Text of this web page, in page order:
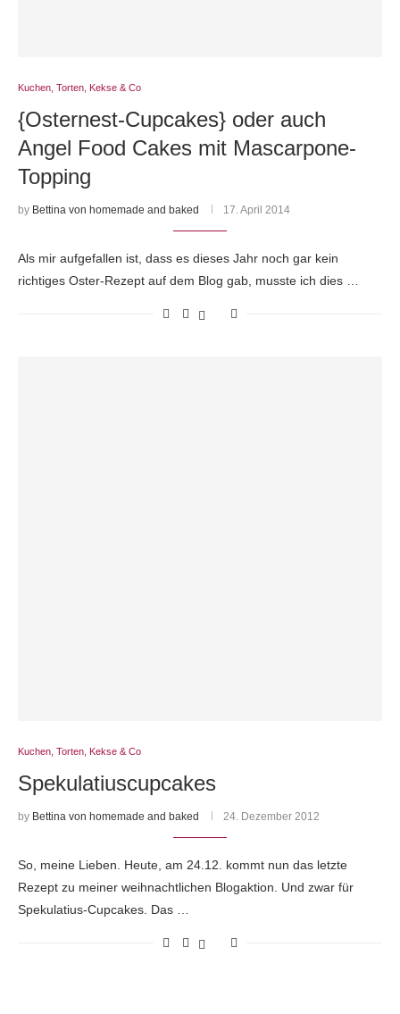
Kuchen, Torten, Kekse & Co
{Osternest-Cupcakes} oder auch
Angel Food Cakes mit Mascarpone-
Topping
by Bettina von homemade and baked 17. April 2014
Als mir aufgefallen ist, dass es dieses Jahr noch gar kein
richtiges Oster-Rezept auf dem Blog gab, musste ich dies …
Kuchen, Torten, Kekse & Co
Spekulatiuscupcakes
by Bettina von homemade and baked 24. Dezember 2012
So, meine Lieben. Heute, am 24.12. kommt nun das letzte
Rezept zu meiner weihnachtlichen Blogaktion. Und zwar für
Spekulatius-Cupcakes. Das …